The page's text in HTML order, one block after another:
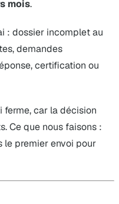
mois.
: dossier incomplet au
demandes
certification ou
ferme, car la décision
Ce que nous faisons :
le premier envoi pour